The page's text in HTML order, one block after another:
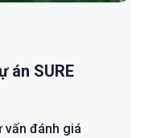
án SURE
vấn đánh giá